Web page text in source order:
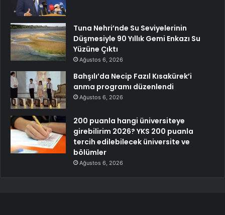
Tuna Nehri’nde Su Seviyelerinin
Düşmesiyle 90 Yıllık Gemi Enkazı Su
Yüzüne Çıktı
Ağustos 6, 2026
Bahşılı’da Necip Fazıl Kısakürek’i
anma programı düzenlendi
Ağustos 6, 2026
200 puanla hangi üniversiteye
girebilirim 2026? YKS 200 puanla
tercih edilebilecek üniversite ve
bölümler
Ağustos 6, 2026